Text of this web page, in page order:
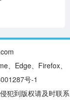
、Edge、Firefox、
号-1
犯到版权请及时联系